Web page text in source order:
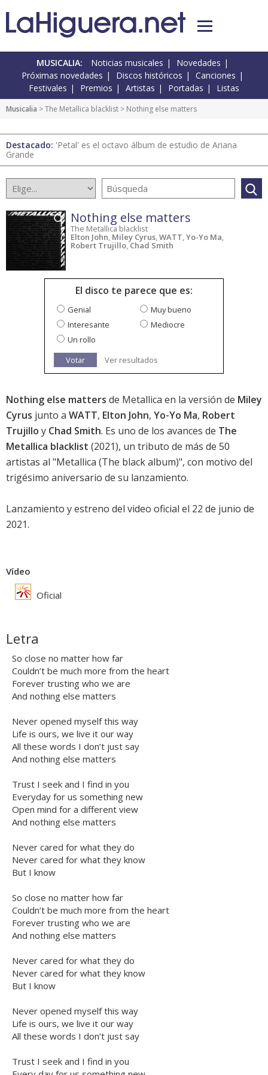
MUSICALIA: Noticias musicales
Novedades
Próximas novedades
Discos históricos
Canciones
Festivales
Premios Artistas Portadas Listas
Musicalia >The Metallica blacklist > Nothing else matters
Destacado: 'Petal' es el octavo álbum de estudio de Ariana
Grande
Nothing else matters
The Metallica blacklist
Elton John, Miley Cyrus,WATT,Yo-Yo Ma,
Robert Trujillo,Chad Smith
El disco te parece que es:
Genial
Muy bueno
Interesante
Mediocre
Un rollo
Votar
Ver resultados
Nothing else matters de Metallica en la versión de Miley
Cyrus junto a WATT, Elton John, Yo-Yo Ma, Robert
Trujillo y Chad Smith. Es uno de los avances de The
Metallica blacklist (2021), un tributo de más de 50
artistas al "Metallica (The black album)", con motivo del
trigésimo aniversario de su lanzamiento.
Lanzamiento y estreno del video oficial el 22 de junio de
2021.
Vídeo
Oficial
Letra
So close no matter how far
Couldn’t be much more from the heart
Forever trusting who we are
And nothing else matters
Never opened myself this way
Life is ours, we live it our way
All these words I don’t just say
And nothing else matters
Trust I seek and I find in you
Everyday for us something new
Open mind for a different view
And nothing else matters
Never cared for what they do
Never cared for what they know
But I know
So close no matter how far
Couldn’t be much more from the heart
Forever trusting who we are
And nothing else matters
Never cared for what they do
Never cared for what they know
But I know
Never opened myself this way
Life is ours, we live it our way
All these words I don’t just say
Trust I seek and I find in you